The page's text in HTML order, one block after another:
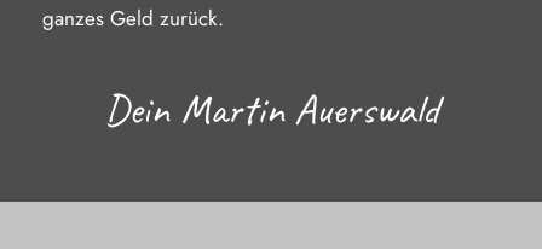
ganzes Geld zurück.
Dein Martin Auerswald